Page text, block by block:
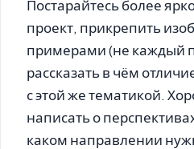
Постарайтесь более
проект, прикрепить
примерами (не каждый
рассказать в чём
с этой же тематикой.
написать о
каком направлении